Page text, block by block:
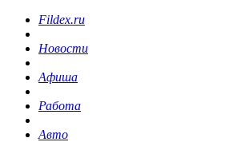
Fildex.ru
Новости
Афиша
Работа
Авто